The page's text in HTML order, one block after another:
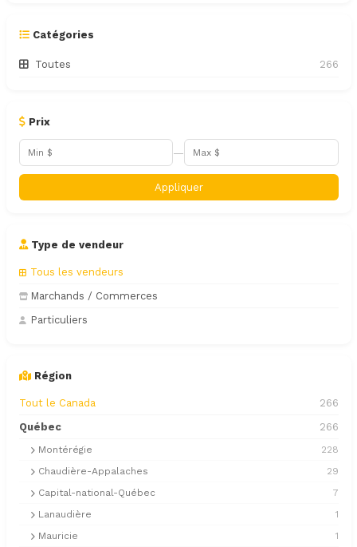
Catégories
Toutes 266
Prix
—
Appliquer
Type de vendeur
Tous les vendeurs
Marchands / Commerces
Particuliers
Région
Tout le Canada
266
Québec
266
Montérégie
228
Chaudière-Appalaches
29
Capital-national-Québec
7
Lanaudière
1
Mauricie
1